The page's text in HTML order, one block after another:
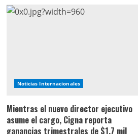
Noticias Internacionales
Mientras el nuevo director ejecutivo
asume el cargo, Cigna reporta
ganancias trimestrales de $1.7 mil